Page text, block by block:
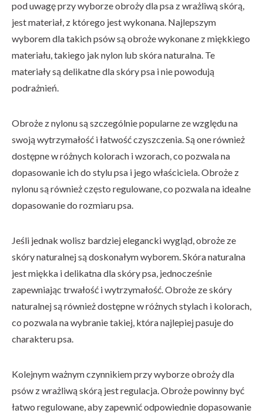
pod uwagę przy wyborze obroży dla psa z wrażliwą skórą,
jest materiał, z którego jest wykonana. Najlepszym
wyborem dla takich psów są obroże wykonane z miękkiego
materiału, takiego jak nylon lub skóra naturalna. Te
materiały są delikatne dla skóry psa i nie powodują
podrażnień.
Obroże z nylonu są szczególnie popularne ze względu na
swoją wytrzymałość i łatwość czyszczenia. Są one również
dostępne w różnych kolorach i wzorach, co pozwala na
dopasowanie ich do stylu psa i jego właściciela. Obroże z
nylonu są również często regulowane, co pozwala na idealne
dopasowanie do rozmiaru psa.
Jeśli jednak wolisz bardziej elegancki wygląd, obroże ze
skóry naturalnej są doskonałym wyborem. Skóra naturalna
jest miękka i delikatna dla skóry psa, jednocześnie
zapewniając trwałość i wytrzymałość. Obroże ze skóry
naturalnej są również dostępne w różnych stylach i kolorach,
co pozwala na wybranie takiej, która najlepiej pasuje do
charakteru psa.
Kolejnym ważnym czynnikiem przy wyborze obroży dla
psów z wrażliwą skórą jest regulacja. Obroże powinny być
łatwo regulowane, aby zapewnić odpowiednie dopasowanie